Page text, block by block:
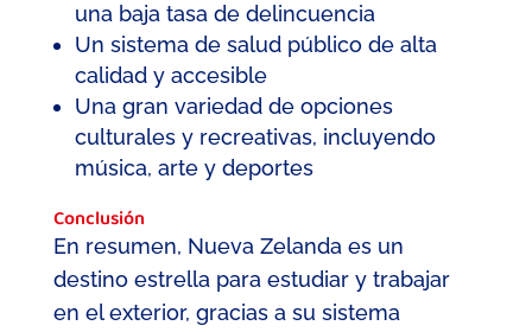
una baja tasa de delincuencia
Un sistema de salud público de alta
calidad y accesible
Una gran variedad de opciones
culturales y recreativas, incluyendo
música, arte y deportes
Conclusión
En resumen, Nueva Zelanda es un
destino estrella para estudiar y trabajar
en el exterior, gracias a su sistema